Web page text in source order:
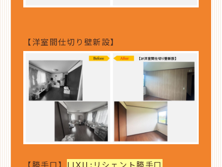
【洋室間仕切り壁新設】